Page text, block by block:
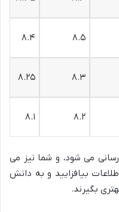
۸.۵ ۸.۴
۸.۳ ۸.۲۵
۸.۲ ۸.۱
می شود، و شما نیز می
بیافزایید و به دانش
بگیرند.